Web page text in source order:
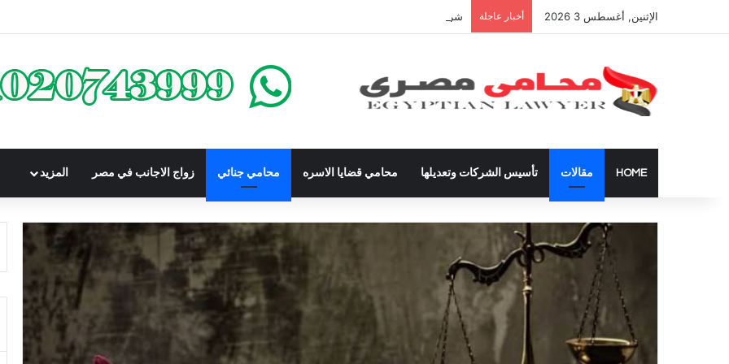
الإثنين, أغسطس 3 2026 أخبار عاجلة شراء العقارات داخل الكومباوندات تحت الإنشاء | أهم البنود التي تحمي المشتري في القانون المصري
HOME مقالات تأسيس الشركات وتعديلها محامي قضايا الاسره محامي جنائي زواج الاجانب في مصر المزيد